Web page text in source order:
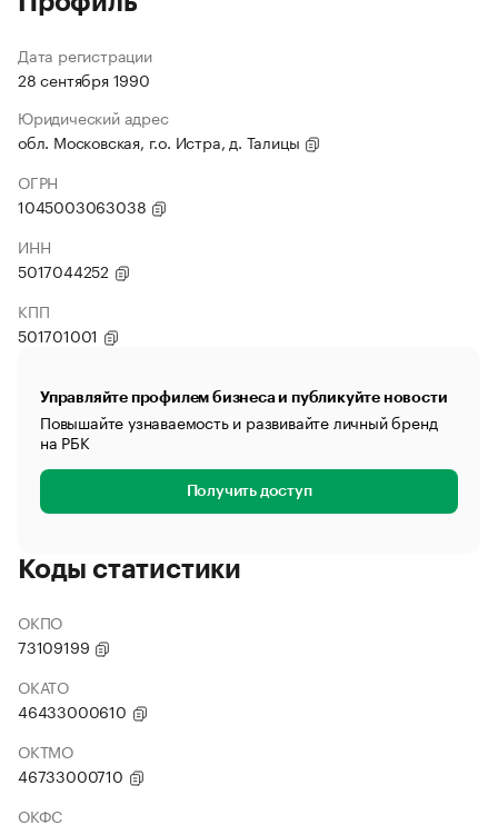
Дата регистрации
28 сентября 1990
Юридический адрес
обл. Московская, г.о. Истра, д. Талицы
ОГРН
1045003063038
ИНН
5017044252
КПП
501701001
Управляйте профилем бизнеса и публикуйте новости
Повышайте узнаваемость и развивайте личный бренд
на РБК
Получить доступ
Коды статистики
ОКПО
73109199
ОКАТО
46433000610
ОКТМО
46733000710
ОКФС